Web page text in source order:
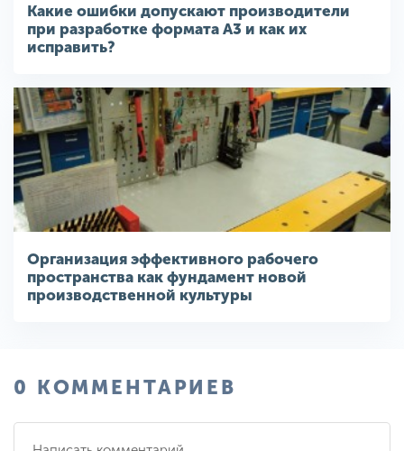
Какие ошибки допускают производители
при разработке формата A3 и как их
исправить?
Организация эффективного рабочего
пространства как фундамент новой
производственной культуры
0 КОММЕНТАРИЕВ